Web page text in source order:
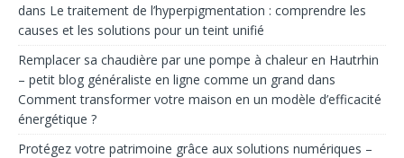
dans Le traitement de l’hyperpigmentation : comprendre les
causes et les solutions pour un teint unifié
Remplacer sa chaudière par une pompe à chaleur en Hautrhin
– petit blog généraliste en ligne comme un grand dans
Comment transformer votre maison en un modèle d’efficacité
énergétique ?
Protégez votre patrimoine grâce aux solutions numériques –